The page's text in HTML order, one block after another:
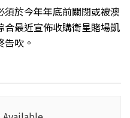
於今年年底前關閉或被澳
最近宣佈收購衛星賭場凱
吹。